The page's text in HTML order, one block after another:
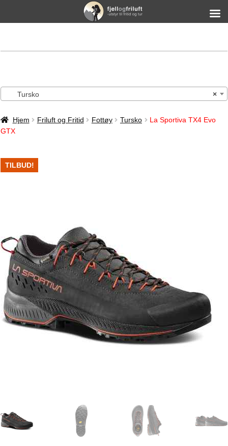
×
Tursko
Hjem Friluft og Fritid Fottøy Tursko
La Sportiva TX4 Evo
GTX
TILBUD!